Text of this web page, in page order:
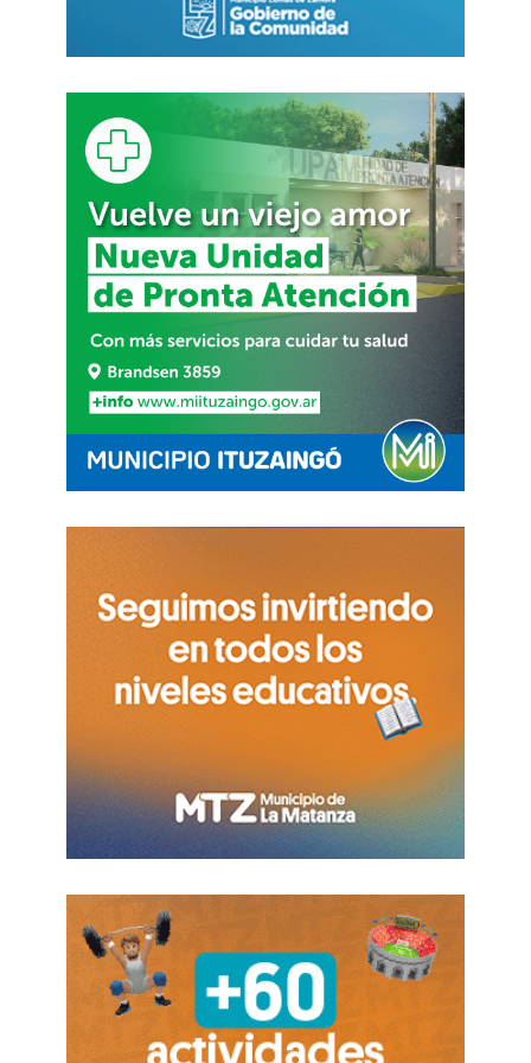
celebración de conversaciones bilaterales al más
importante e inseparable»de los esfuerzos
conjuntos por desarrollar el potencial de ambas
naciones. Recordó que hace 25 años Rusia y
China firmaron el Tratado de Buena Vecindad,
Amistad y Cooperación que «sentó una base
sólida para la formación de una interacción
verdaderamente estratégica y una asociación
integral» en beneficio de ambas partes.
«En la actualidad, las relaciones ruso-
chinas han alcanzado un nivel
verdaderamente sin precedentes»,
declaró el mandatario.
«Su carácter especial se manifiesta enun clima
de entendimiento mutuo y confianza
, en la
disposición a cooperar sobre la base de la
reciprocidad y la igualdad, a mantener un diálogo
cuestiones que afectan a los intereses
fundamentales de ambos países, incluida la
defensa de la soberanía y la unidad estatal»,